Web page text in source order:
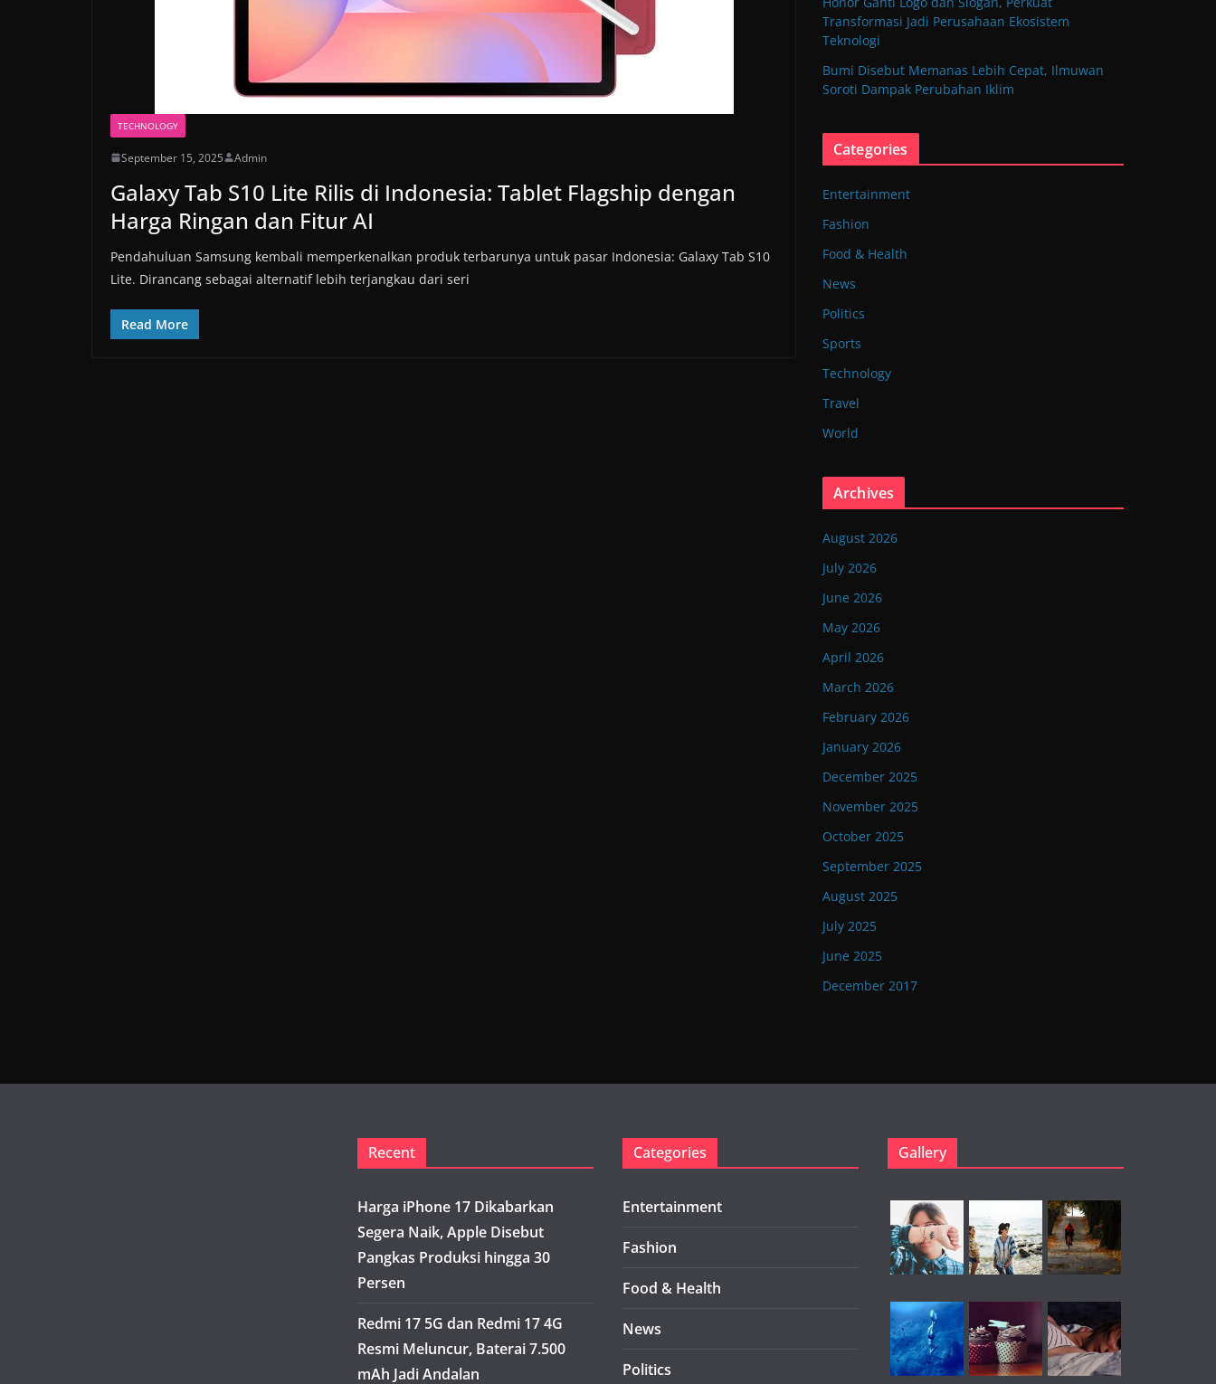
TECHNOLOGY
September 15, 2025 Admin
Galaxy Tab S10 Lite Rilis di Indonesia: Tablet Flagship dengan
Harga Ringan dan Fitur AI
Pendahuluan Samsung kembali memperkenalkan produk terbarunya untuk pasar Indonesia: Galaxy Tab S10
Lite. Dirancang sebagai alternatif lebih terjangkau dari seri
Read More
Transformasi Jadi Perusahaan Ekosistem
Teknologi
Bumi Disebut Memanas Lebih Cepat, Ilmuwan
Soroti Dampak Perubahan Iklim
Categories
Entertainment
Fashion
Food & Health
News
Politics
Sports
Technology
Travel
World
Archives
August 2026
July 2026
June 2026
May 2026
April 2026
March 2026
February 2026
January 2026
December 2025
November 2025
October 2025
September 2025
August 2025
July 2025
June 2025
December 2017
Recent
Harga iPhone 17 Dikabarkan
Segera Naik, Apple Disebut
Pangkas Produksi hingga 30
Persen
Redmi 17 5G dan Redmi 17 4G
Resmi Meluncur, Baterai 7.500
mAh Jadi Andalan
Categories
Entertainment
Fashion
Food & Health
News
Politics
Gallery